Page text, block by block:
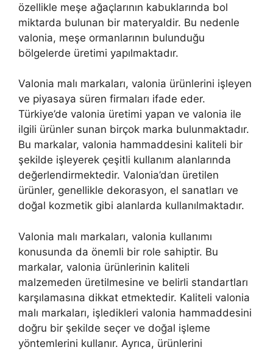
özellikle meşe ağaçlarının kabuklarında bol
miktarda bulunan bir materyaldir. Bu nedenle
valonia, meşe ormanlarının bulunduğu
bölgelerde üretimi yapılmaktadır.
Valonia malı markaları, valonia ürünlerini işleyen
ve piyasaya süren firmaları ifade eder.
Türkiye’de valonia üretimi yapan ve valonia ile
ilgili ürünler sunan birçok marka bulunmaktadır.
Bu markalar, valonia hammaddesini kaliteli bir
şekilde işleyerek çeşitli kullanım alanlarında
değerlendirmektedir. Valonia’dan üretilen
ürünler, genellikle dekorasyon, el sanatları ve
doğal kozmetik gibi alanlarda kullanılmaktadır.
Valonia malı markaları, valonia kullanımı
konusunda da önemli bir role sahiptir. Bu
markalar, valonia ürünlerinin kaliteli
malzemeden üretilmesine ve belirli standartları
karşılamasına dikkat etmektedir. Kaliteli valonia
malı markaları, işledikleri valonia hammaddesini
doğru bir şekilde seçer ve doğal işleme
yöntemlerini kullanır. Ayrıca, ürünlerini